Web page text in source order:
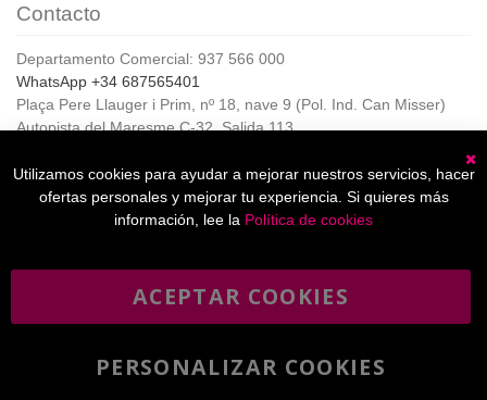
Contacto
Departamento Comercial: 937 566 000
WhatsApp +34 687565401
Plaça Pere Llauger i Prim, nº 18, nave 9 (Pol. Ind. Can Misser)
Autopista del Maresme C-32, Salida 113
Horario de Atención al cliente:
De lunes a jueves de 8:00 a 17:00,
Viernes de 8:00 a 15:00
informativo
He leído y acepto lapolítica de privacidad
Utilizamos cookies para ayudar a mejorar nuestros servicios, hacer
ofertas personales y mejorar tu experiencia. Si quieres más
información, lee la Política de cookies
ACEPTAR COOKIES
PERSONALIZAR COOKIES